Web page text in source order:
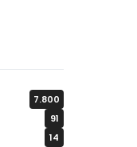
7.800
91
14